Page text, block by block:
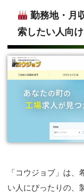
勤務地・月
索したい人向
「コウジョブ」は
い人にぴったりの、